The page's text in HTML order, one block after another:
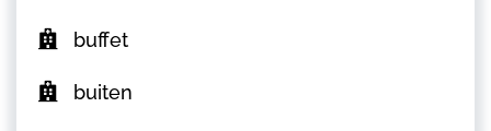
buffet
buiten